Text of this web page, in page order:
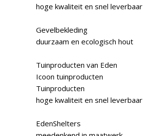
hoge kwaliteit en snel leverbaar
Gevel­bekleding
duurzaam en ecologisch hout
Tuinproducten van Eden
Icoon tuinproducten
Tuin­producten
hoge kwaliteit en snel leverbaar
Eden­Shelters